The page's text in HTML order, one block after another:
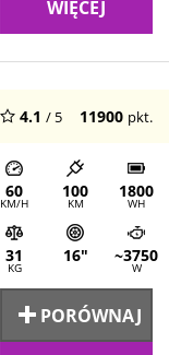
WIĘCEJ
4.1 / 5 11900 pkt.
60
KM/H
100
KM
1800
WH
31
KG
16" ~3750
W
PORÓWNAJ